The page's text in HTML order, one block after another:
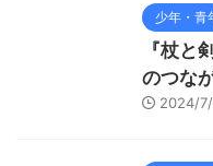
少年・青
『杖と
のつな
2024/